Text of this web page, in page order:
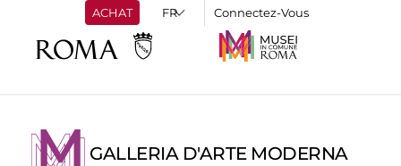
ACHAT Connectez-Vous
GALLERIA D'ARTE MODERNA